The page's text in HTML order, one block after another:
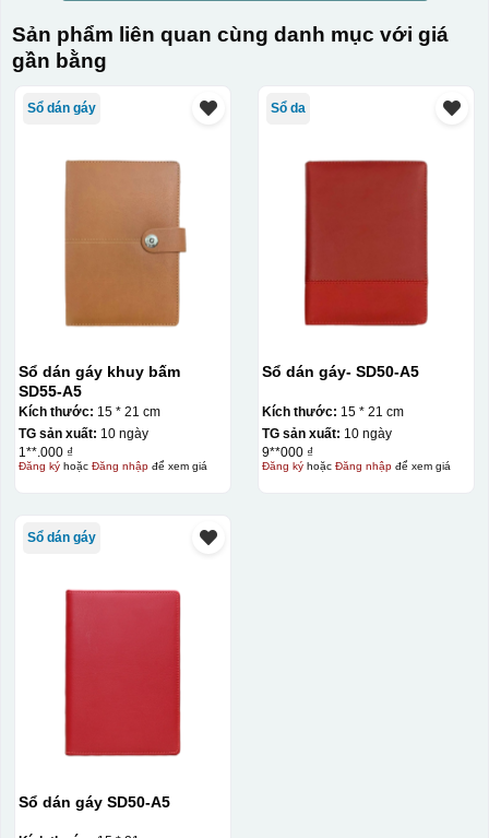
Sản phẩm liên quan cùng danh mục với giá
gần bằng
Sổ dán gáy
Sổ dán gáy khuy bấm
SD55-A5
Kích thước: 15 * 21 cm
TG sản xuất: 10 ngày
1**.000 ₫
Đăng kýhoặc Đăng nhậpđể xem giá
Sổ da
Sổ dán gáy- SD50-A5
Kích thước: 15 * 21 cm
TG sản xuất: 10 ngày
9**000 ₫
Đăng kýhoặc Đăng nhậpđể xem giá
Sổ dán gáy
Sổ dán gáy SD50-A5